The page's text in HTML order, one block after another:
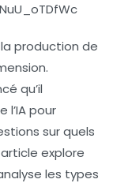
production de
qu’il
l’IA pour
sur quels
explore
les types